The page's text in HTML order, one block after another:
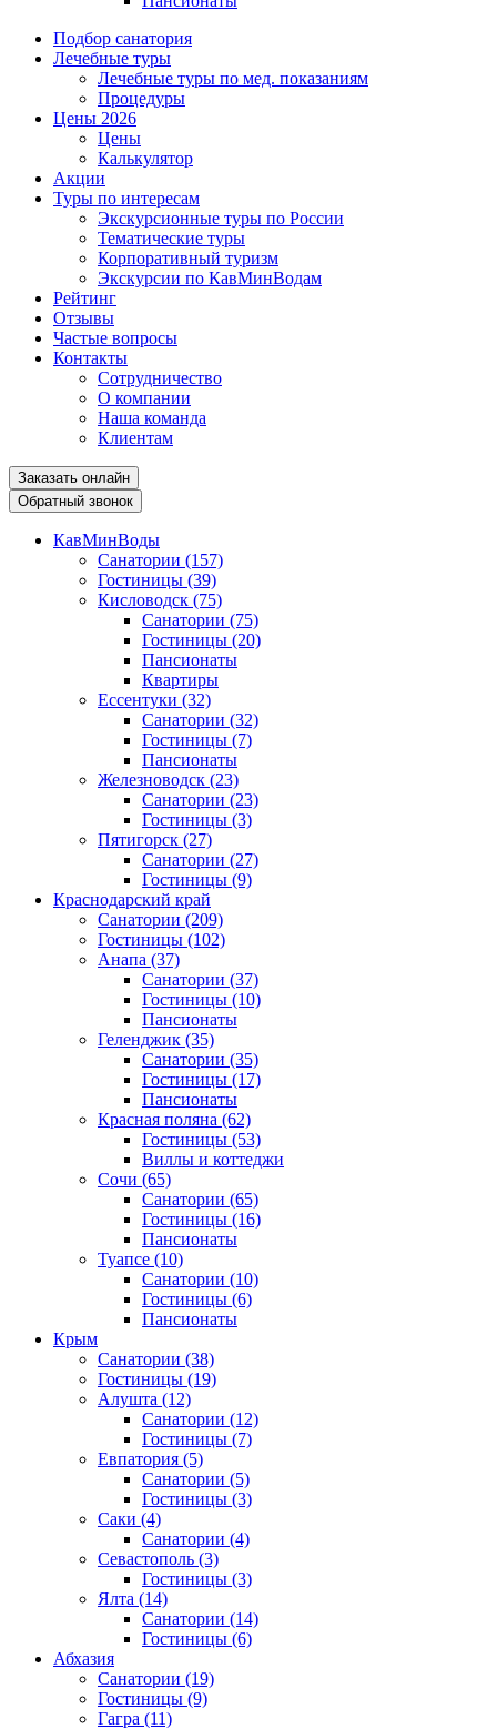
Подбор санатория
Лечебные туры
Лечебные туры по мед. показаниям
Процедуры
Цены 2026
Цены
Калькулятор
Акции
Туры по интересам
Экскурсионные туры по России
Тематические туры
Корпоративный туризм
Экскурсии по КавМинВодам
Рейтинг
Отзывы
Частые вопросы
Контакты
Сотрудничество
О компании
Наша команда
Клиентам
Заказать онлайн
Обратный звонок
КавМинВоды
Санатории (157)
Гостиницы (39)
Кисловодск (75)
Санатории (75)
Гостиницы (20)
Пансионаты
Квартиры
Ессентуки (32)
Санатории (32)
Гостиницы (7)
Пансионаты
Железноводск (23)
Санатории (23)
Гостиницы (3)
Пятигорск (27)
Санатории (27)
Гостиницы (9)
Краснодарский край
Санатории (209)
Гостиницы (102)
Анапа (37)
Санатории (37)
Гостиницы (10)
Пансионаты
Геленджик (35)
Санатории (35)
Гостиницы (17)
Пансионаты
Красная поляна (62)
Гостиницы (53)
Виллы и коттеджи
Сочи (65)
Санатории (65)
Гостиницы (16)
Пансионаты
Туапсе (10)
Санатории (10)
Гостиницы (6)
Пансионаты
Крым
Санатории (38)
Гостиницы (19)
Алушта (12)
Санатории (12)
Гостиницы (7)
Евпатория (5)
Санатории (5)
Гостиницы (3)
Саки (4)
Санатории (4)
Севастополь (3)
Гостиницы (3)
Ялта (14)
Санатории (14)
Гостиницы (6)
Абхазия
Санатории (19)
Гостиницы (9)
Гагра (11)